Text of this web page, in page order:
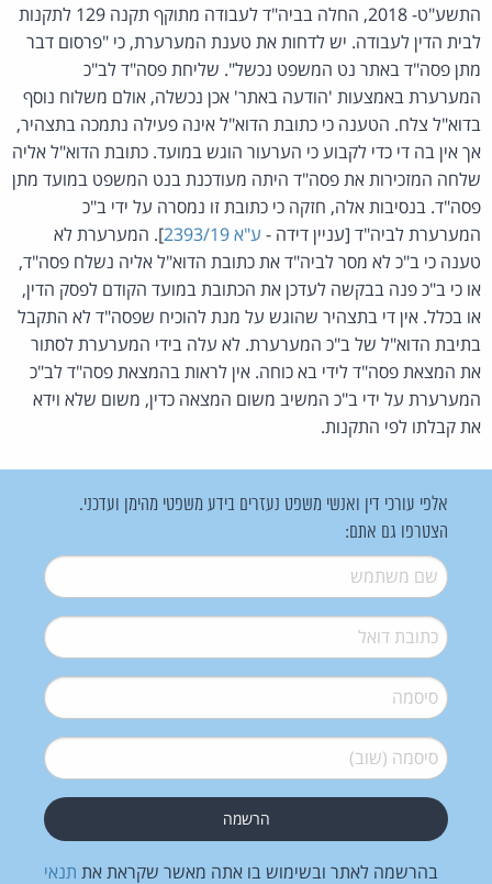
התשע"ט- 2018, החלה בביה"ד לעבודה מתוקף תקנה 129 לתקנות
לבית הדין לעבודה. יש לדחות את טענת המערערת, כי "פרסום דבר
מתן פסה"ד באתר נט המשפט נכשל". שליחת פסה"ד לב"כ
המערערת באמצעות 'הודעה באתר' אכן נכשלה, אולם משלוח נוסף
בדוא"ל צלח. הטענה כי כתובת הדוא"ל אינה פעילה נתמכה בתצהיר,
אך אין בה די כדי לקבוע כי הערעור הוגש במועד. כתובת הדוא"ל אליה
שלחה המזכירות את פסה"ד היתה מעודכנת בנט המשפט במועד מתן
פסה"ד. בנסיבות אלה, חזקה כי כתובת זו נמסרה על ידי ב"כ
המערערת לביה"ד [עניין דידה - ע"א 2393/19
]. המערערת לא
טענה כי ב"כ לא מסר לביה"ד את כתובת הדוא"ל אליה נשלח פסה"ד,
או כי ב"כ פנה בבקשה לעדכן את הכתובת במועד הקודם לפסק הדין,
או בכלל. אין די בתצהיר שהוגש על מנת להוכיח שפסה"ד לא התקבל
בתיבת הדוא"ל של ב"כ המערערת. לא עלה בידי המערערת לסתור
את המצאת פסה"ד לידי בא כוחה. אין לראות בהמצאת פסה"ד לב"כ
המערערת על ידי ב"כ המשיב משום המצאה כדין, משום שלא וידא
את קבלתו לפי התקנות.
אלפי עורכי דין ואנשי משפט נעזרים בידע משפטי מהימן ועדכני.
הצטרפו גם אתם:
שם משתמש*
דואל*
סיסמה*
סיסמה (שוב)*
בהרשמה לאתר ובשימוש בו אתה מאשר שקראת את תנאי